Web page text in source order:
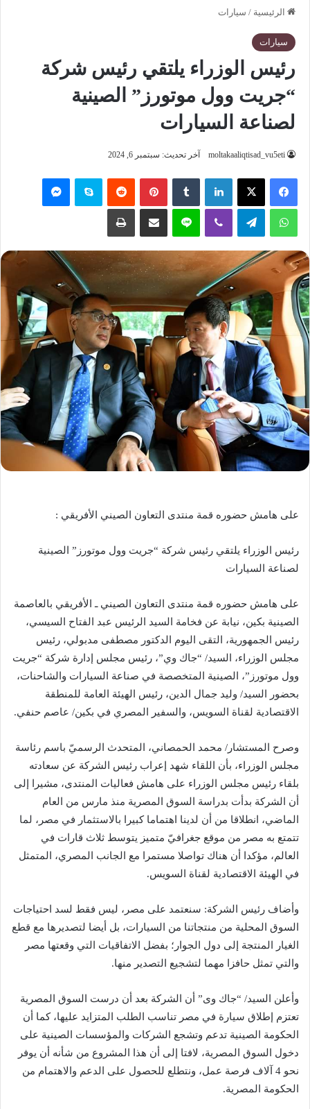
الرئيسية / سيارات
سيارات
رئيس الوزراء يلتقي رئيس شركة
“جريت وول موتورز” الصينية
لصناعة السيارات
moltakaaliqtisad_vu5eti آخر تحديث: سبتمبر 6, 2024
فيسبوك ‫X لينكدإن بينتيريست سكايب
واتساب تيلقرام لاين
على هامش حضوره قمة منتدى التعاون الصيني الأفريقي :
رئيس الوزراء يلتقي رئيس شركة “جريت وول موتورز” الصينية
لصناعة السيارات
على هامش حضوره قمة منتدى التعاون الصيني ـ الأفريقي بالعاصمة
الصينية بكين، نيابة عن فخامة السيد الرئيس عبد الفتاح السيسي،
رئيس الجمهورية، التقى اليوم الدكتور مصطفى مدبولي، رئيس
مجلس الوزراء، السيد/ “جاك وي”، رئيس مجلس إدارة شركة “جريت
وول موتورز”، الصينية المتخصصة في صناعة السيارات والشاحنات،
بحضور السيد/ وليد جمال الدين، رئيس الهيئة العامة للمنطقة
الاقتصادية لقناة السويس، والسفير المصري في بكين/ عاصم حنفي.
وصرح المستشار/ محمد الحمصاني، المتحدث الرسميّ باسم رئاسة
مجلس الوزراء، بأن اللقاء شهد إعراب رئيس الشركة عن سعادته
بلقاء رئيس مجلس الوزراء على هامش فعاليات المنتدى، مشيرا إلى
أن الشركة بدأت بدراسة السوق المصرية منذ مارس من العام
الماضي، انطلاقا من أن لدينا اهتماما كبيرا بالاستثمار في مصر، لما
تتمتع به مصر من موقع جغرافيّ متميز يتوسط ثلاث قارات في
العالم، مؤكدا أن هناك تواصلا مستمرا مع الجانب المصري، المتمثل
في الهيئة الاقتصادية لقناة السويس.
وأضاف رئيس الشركة: سنعتمد على مصر، ليس فقط لسد احتياجات
السوق المحلية من منتجاتنا من السيارات، بل أيضا لتصديرها مع قطع
الغيار المنتجة إلى دول الجوار؛ بفضل الاتفاقيات التي وقعتها مصر
والتي تمثل حافزا مهما لتشجيع التصدير منها.
وأعلن السيد/ “جاك وى” أن الشركة بعد أن درست السوق المصرية
تعتزم إطلاق سيارة في مصر تناسب الطلب المتزايد عليها، كما أن
الحكومة الصينية تدعم وتشجع الشركات والمؤسسات الصينية على
دخول السوق المصرية، لافتا إلى أن هذا المشروع من شأنه أن يوفر
نحو 4 آلاف فرصة عمل، ونتطلع للحصول على الدعم والاهتمام من
الحكومة المصرية.